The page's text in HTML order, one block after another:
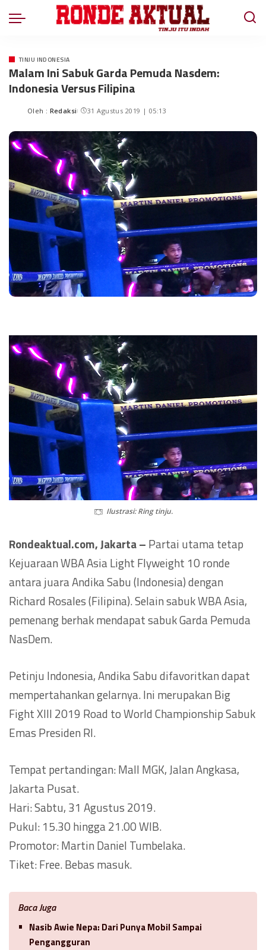
TINJU INDONESIA
Malam Ini Sabuk Garda Pemuda Nasdem:
Indonesia Versus Filipina
Oleh : Redaksi 31 Agustus 2019 | 05:13
Ilustrasi: Ring tinju.
Rondeaktual.com, Jakarta – Partai utama tetap
Kejuaraan WBA Asia Light Flyweight 10 ronde
antara juara Andika Sabu (Indonesia) dengan
Richard Rosales (Filipina). Selain sabuk WBA Asia,
pemenang berhak mendapat sabuk Garda Pemuda
NasDem.
Petinju Indonesia, Andika Sabu difavoritkan dapat
mempertahankan gelarnya. Ini merupakan Big
Fight XIII 2019 Road to World Championship Sabuk
Emas Presiden RI.
Tempat pertandingan: Mall MGK, Jalan Angkasa,
Jakarta Pusat.
Hari: Sabtu, 31 Agustus 2019.
Pukul: 15.30 hingga 21.00 WIB.
Promotor: Martin Daniel Tumbelaka.
Tiket: Free. Bebas masuk.
Baca Juga
Nasib Awie Nepa: Dari Punya Mobil Sampai
Pengangguran